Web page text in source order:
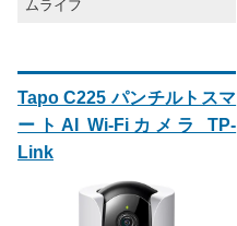
ムライフ
Tapo C225 パンチルトスマ
ートAI Wi-Fiカメラ TP-
Link